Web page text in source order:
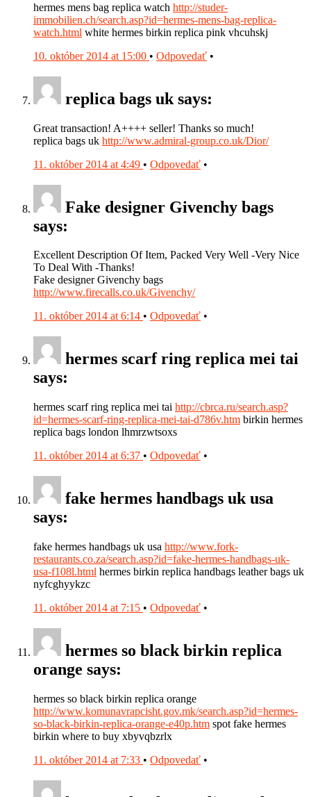
hermes mens bag replica watch http://studer-
immobilien.ch/search.asp?id=hermes-mens-bag-replica-
watch.html white hermes birkin replica pink vhcuhskj
10. október 2014 at 15:00 • Odpovedať •
replica bags uk says:
Great transaction! A++++ seller! Thanks so much!
replica bags uk http://www.admiral-group.co.uk/Dior/
11. október 2014 at 4:49 • Odpovedať •
Fake designer Givenchy bags
says:
Excellent Description Of Item, Packed Very Well -Very Nice
To Deal With -Thanks!
Fake designer Givenchy bags
http://www.firecalls.co.uk/Givenchy/
11. október 2014 at 6:14 • Odpovedať •
hermes scarf ring replica mei tai
says:
hermes scarf ring replica mei tai http://cbrca.ru/search.asp?
id=hermes-scarf-ring-replica-mei-tai-d786v.htm birkin hermes
replica bags london lhmrzwtsoxs
11. október 2014 at 6:37 • Odpovedať •
fake hermes handbags uk usa
says:
fake hermes handbags uk usa http://www.fork-
restaurants.co.za/search.asp?id=fake-hermes-handbags-uk-
usa-f108l.html hermes birkin replica handbags leather bags uk
nyfcghyykzc
11. október 2014 at 7:15 • Odpovedať •
hermes so black birkin replica
orange says:
hermes so black birkin replica orange
http://www.komunavrapcisht.gov.mk/search.asp?id=hermes-
so-black-birkin-replica-orange-e40p.htm spot fake hermes
birkin where to buy xbyvqbzrlx
11. október 2014 at 7:33 • Odpovedať •